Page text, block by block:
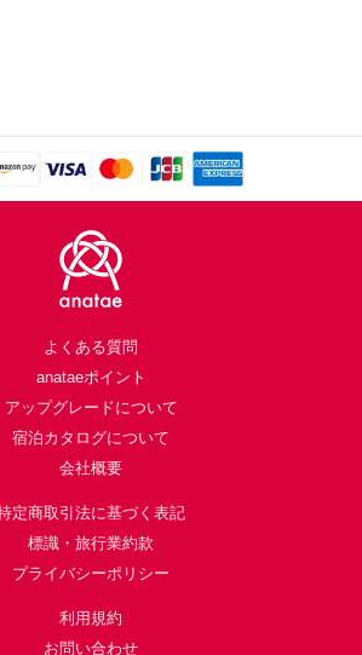
よくある質問
anataeポイント
アップグレードについて
宿泊カタログについて
会社概要
定商取引法に基づく表記
標識・旅行業約款
プライバシーポリシー
利用規約
お問い合わせ